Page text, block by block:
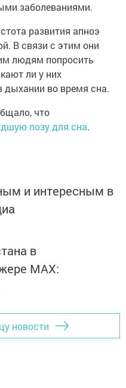
заболеваниями.
развития апноэ
В связи с этим они
людям попросить
ли у них
дыхании во время сна.
что
позу для сна.
и интересным в
в
MАХ:
новости